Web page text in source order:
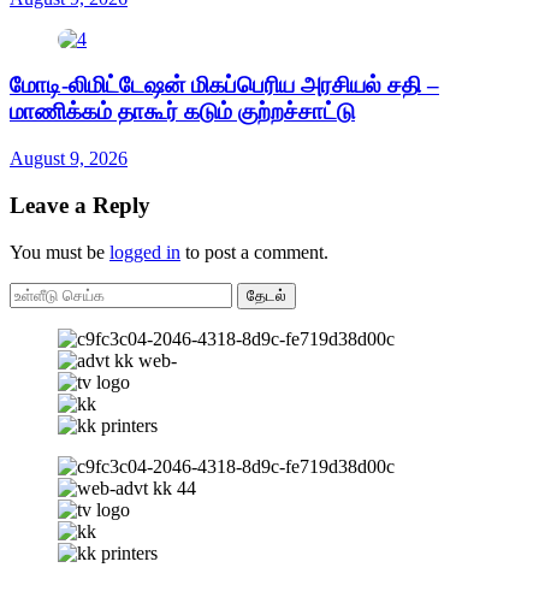
மோடி-லிமிட்டேஷன் மிகப்பெரிய அரசியல் சதி –
மாணிக்கம் தாகூர் கடும் குற்றச்சாட்டு
August 9, 2026
Leave a Reply
You must be logged in to post a comment.
தேடல்